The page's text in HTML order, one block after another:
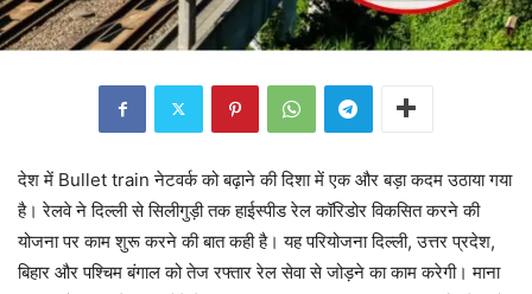
देश में Bullet train नेटवर्क को बढ़ाने की दिशा में एक और बड़ा कदम उठाया गया
है। रेलवे ने दिल्ली से सिलीगुड़ी तक हाईस्पीड रेल कॉरिडोर विकसित करने की
योजना पर काम शुरू करने की बात कही है। यह परियोजना दिल्ली, उत्तर प्रदेश,
बिहार और पश्चिम बंगाल को तेज रफ्तार रेल सेवा से जोड़ने का काम करेगी। माना